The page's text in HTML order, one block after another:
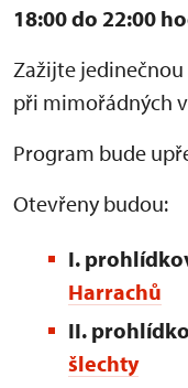
18:00 do 22:00
Zažijte
při mimořádných
Program bude
Otevřeny budou:
I.
Harrachů
II.
šlechty